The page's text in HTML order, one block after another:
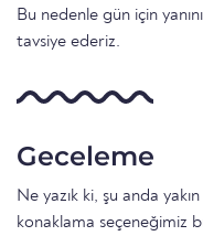
Bu nedenle gün için
tavsiye ederiz.
Geceleme
Ne yazık ki, şu anda
konaklama seçeneğimiz